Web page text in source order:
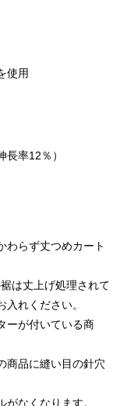
使用
率12％）
わらず丈つめカート
は丈上げ処理されて
れください。
ーが付いている商
商品に縫い目の針穴
なくなります。